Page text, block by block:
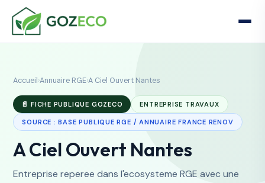
Accueil ›Annuaire RGE›A Ciel Ouvert Nantes
📄 FICHE PUBLIQUE GOZECO ENTREPRISE TRAVAUX
SOURCE : BASE PUBLIQUE RGE / ANNUAIRE FRANCE RENOV
A Ciel Ouvert Nantes
Entreprise reperee dans l'ecosysteme RGE avec une